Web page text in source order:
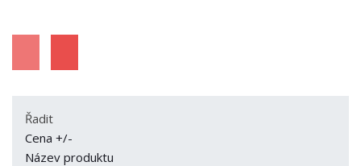
Řadit
Cena +/-
Název produktu